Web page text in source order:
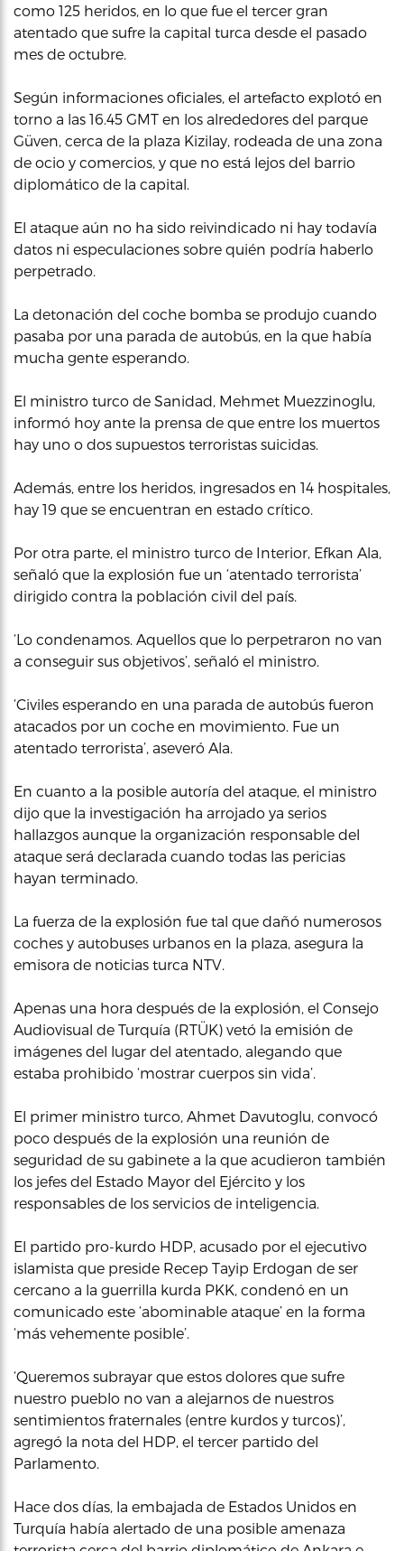
como 125 heridos, en lo que fue el tercer gran
atentado que sufre la capital turca desde el pasado
mes de octubre.
Según informaciones oficiales, el artefacto explotó en
torno a las 16.45 GMT en los alrededores del parque
Güven, cerca de la plaza Kizilay, rodeada de una zona
de ocio y comercios, y que no está lejos del barrio
diplomático de la capital.
El ataque aún no ha sido reivindicado ni hay todavía
datos ni especulaciones sobre quién podría haberlo
perpetrado.
La detonación del coche bomba se produjo cuando
pasaba por una parada de autobús, en la que había
mucha gente esperando.
El ministro turco de Sanidad, Mehmet Muezzinoglu,
informó hoy ante la prensa de que entre los muertos
hay uno o dos supuestos terroristas suicidas.
Además, entre los heridos, ingresados en 14 hospitales,
hay 19 que se encuentran en estado crítico.
Por otra parte, el ministro turco de Interior, Efkan Ala,
señaló que la explosión fue un ‘atentado terrorista’
dirigido contra la población civil del país.
‘Lo condenamos. Aquellos que lo perpetraron no van
a conseguir sus objetivos’, señaló el ministro.
‘Civiles esperando en una parada de autobús fueron
atacados por un coche en movimiento. Fue un
atentado terrorista’, aseveró Ala.
En cuanto a la posible autoría del ataque, el ministro
dijo que la investigación ha arrojado ya serios
hallazgos aunque la organización responsable del
ataque será declarada cuando todas las pericias
hayan terminado.
La fuerza de la explosión fue tal que dañó numerosos
coches y autobuses urbanos en la plaza, asegura la
emisora de noticias turca NTV.
Apenas una hora después de la explosión, el Consejo
Audiovisual de Turquía (RTÜK) vetó la emisión de
imágenes del lugar del atentado, alegando que
estaba prohibido ‘mostrar cuerpos sin vida’.
El primer ministro turco, Ahmet Davutoglu, convocó
poco después de la explosión una reunión de
seguridad de su gabinete a la que acudieron también
los jefes del Estado Mayor del Ejército y los
responsables de los servicios de inteligencia.
El partido pro-kurdo HDP, acusado por el ejecutivo
islamista que preside Recep Tayip Erdogan de ser
cercano a la guerrilla kurda PKK, condenó en un
comunicado este ‘abominable ataque’ en la forma
‘más vehemente posible’.
‘Queremos subrayar que estos dolores que sufre
nuestro pueblo no van a alejarnos de nuestros
sentimientos fraternales (entre kurdos y turcos)’,
agregó la nota del HDP, el tercer partido del
Parlamento.
Hace dos días, la embajada de Estados Unidos en
Turquía había alertado de una posible amenaza